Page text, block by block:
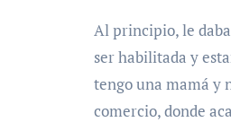
Al principio, le
ser habilitada y
tengo una mamá y
comercio, donde